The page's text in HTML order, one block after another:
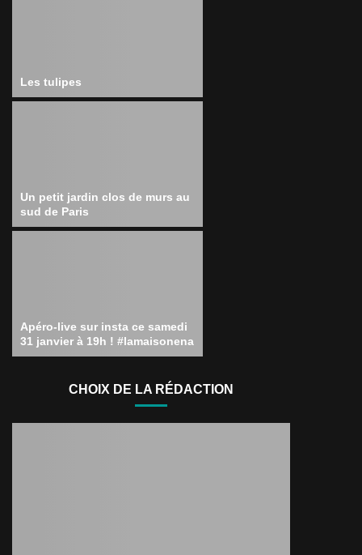
Les tulipes
Un petit jardin clos de murs au
sud de Paris
Apéro-live sur insta ce samedi
31 janvier à 19h ! #lamaisonena
CHOIX DE LA RÉDACTION